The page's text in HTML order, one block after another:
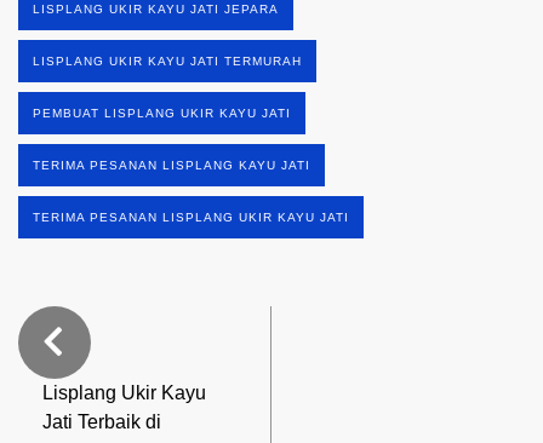
LISPLANG UKIR KAYU JATI JEPARA
LISPLANG UKIR KAYU JATI TERMURAH
PEMBUAT LISPLANG UKIR KAYU JATI
TERIMA PESANAN LISPLANG KAYU JATI
TERIMA PESANAN LISPLANG UKIR KAYU JATI
Lisplang Ukir Kayu
Jati Terbaik di